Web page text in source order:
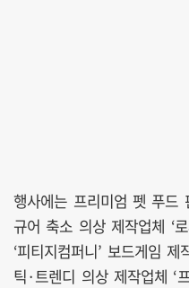
행사에는 프리미엄 펫 푸드
규어 축소 의상 제작업체 ‘
‘피티지컴퍼니’ 보드게임 제
틱·트렌디 의상 제작업체 ‘